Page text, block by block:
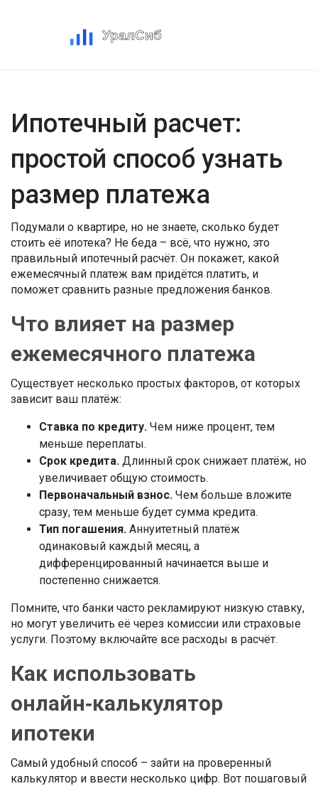
Ипотечный расчет:
простой способ узнать
размер платежа
Подумали о квартире, но не знаете, сколько будет
стоить её ипотека? Не беда – всё, что нужно, это
правильный ипотечный расчёт. Он покажет, какой
ежемесячный платеж вам придётся платить, и
поможет сравнить разные предложения банков.
Что влияет на размер
ежемесячного платежа
Существует несколько простых факторов, от которых
зависит ваш платёж:
Ставка по кредиту. Чем ниже процент, тем
меньше переплаты.
Срок кредита. Длинный срок снижает платёж, но
увеличивает общую стоимость.
Первоначальный взнос. Чем больше вложите
сразу, тем меньше будет сумма кредита.
Тип погашения. Аннуитетный платёж
одинаковый каждый месяц, а
дифференцированный начинается выше и
постепенно снижается.
Помните, что банки часто рекламируют низкую ставку,
но могут увеличить её через комиссии или страховые
услуги. Поэтому включайте все расходы в расчёт.
Как использовать
онлайн‑калькулятор
ипотеки
Самый удобный способ – зайти на проверенный
калькулятор и ввести несколько цифр. Вот пошаговый